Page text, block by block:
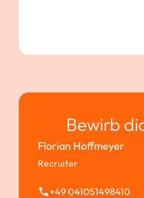
Bewirb
Florian Hoffmeyer
Recruiter
+49 041051498410